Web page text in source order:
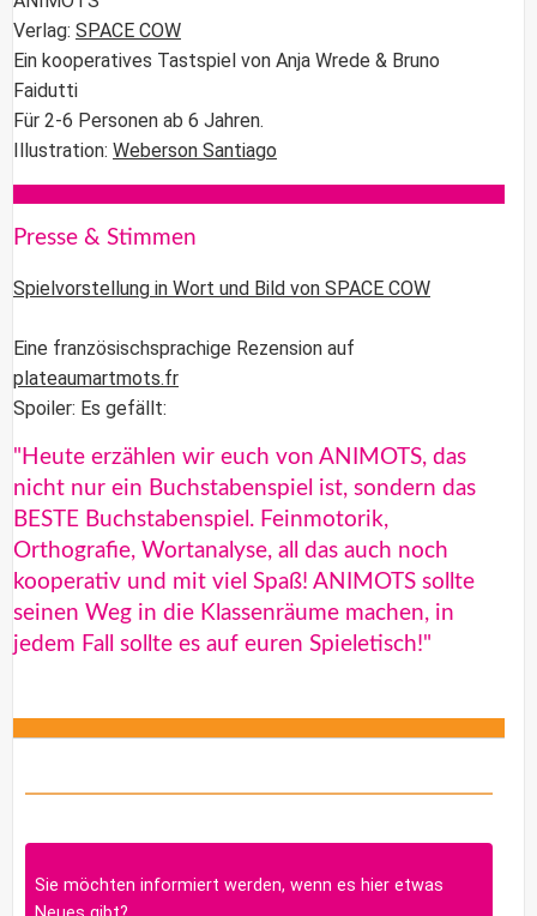
Verlag: SPACE COW
Ein kooperatives Tastspiel von Anja Wrede & Bruno
Faidutti
Für 2-6 Personen ab 6 Jahren.
Illustration: Weberson Santiago
Presse & Stimmen
Spielvorstellung in Wort und Bild von SPACE COW
Eine französischsprachige Rezension auf
plateaumartmots.fr
Spoiler: Es gefällt:
"Heute erzählen wir euch von ANIMOTS, das
nicht nur ein Buchstabenspiel ist, sondern das
BESTE Buchstabenspiel. Feinmotorik,
Orthografie, Wortanalyse, all das auch noch
kooperativ und mit viel Spaß! ANIMOTS sollte
seinen Weg in die Klassenräume machen, in
jedem Fall sollte es auf euren Spieletisch!"
Sie möchten informiert werden, wenn es hier etwas